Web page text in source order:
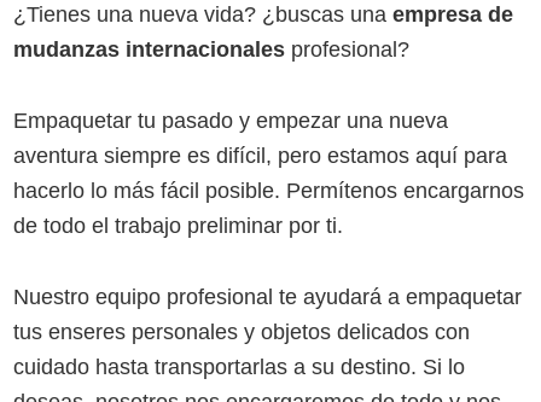
¿Tienes una nueva vida? ¿buscas unaempresa de
mudanzas internacionales profesional?
Empaquetar tu pasado y empezar una nueva
aventura siempre es difícil, pero estamos aquí para
hacerlo lo más fácil posible. Permítenos encargarnos
de todo el trabajo preliminar por ti.
Nuestro equipo profesional te ayudará a empaquetar
tus enseres personales y objetos delicados con
cuidado hasta transportarlas a su destino. Si lo